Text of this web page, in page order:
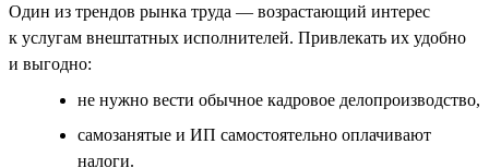
Один из трендов рынка труда — возрастающий интерес
к услугам внештатных исполнителей. Привлекать их удобно
и выгодно:
не нужно вести обычное кадровое делопроизводство,
самозанятые и ИП самостоятельно оплачивают
налоги.